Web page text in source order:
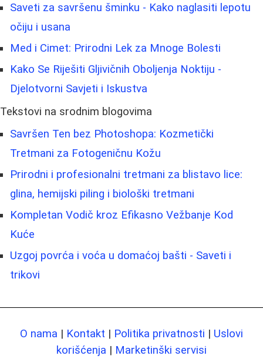
Saveti za savršenu šminku - Kako naglasiti lepotu
očiju i usana
Med i Cimet: Prirodni Lek za Mnoge Bolesti
Kako Se Riješiti Gljivičnih Oboljenja Noktiju -
Djelotvorni Savjeti i Iskustva
Tekstovi na srodnim blogovima
Savršen Ten bez Photoshopa: Kozmetički
Tretmani za Fotogeničnu Kožu
Prirodni i profesionalni tretmani za blistavo lice:
glina, hemijski piling i biološki tretmani
Kompletan Vodič kroz Efikasno Vežbanje Kod
Kuće
Uzgoj povrća i voća u domaćoj bašti - Saveti i
trikovi
O nama | Kontakt | Politika privatnosti | Uslovi
korišćenja | Marketinški servisi